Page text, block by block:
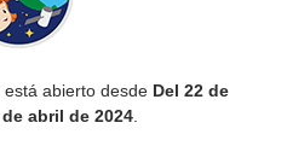
está abierto desde Del 22 de
abril de 2024.